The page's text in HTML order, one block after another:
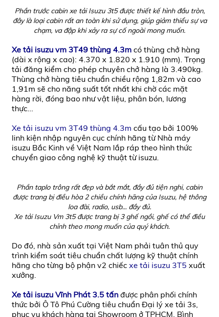
Phần trước cabin xe tải Isuzu 3t5 được thiết kế hình đầu tròn,
đây là loại cabin rất an toàn khi sử dụng, giúp giảm thiểu sự va
chạm, va đập khi xảy ra sự cố ngoài mong muốn.
Xe tải isuzu vm 3T49 thùng 4.3m có thùng chở hàng
(dài x rộng x cao): 4.370 x 1.820 x 1.910 (mm). Trọng
tải đăng kiểm cho phép chuyên chở hàng là 3.490kg.
Thùng chở hàng tiêu chuẩn chiều rộng 1,82m và cao
1,91m sẽ cho năng suất tốt nhất khi chờ các mặt
hàng rời, đóng bao như vật liệu, phân bón, lương
thực...
Xe tải isuzu vm 3T49 thùng 4.3m cấu tạo bởi 100%
linh kiện nhập nguyên cục chính hãng từ Nhà máy
isuzu Bắc Kinh về Việt Nam lắp ráp theo hình thức
chuyển giao công nghệ kỹ thuật từ isuzu.
Phần taplo trông rất đẹp và bắt mắt, đầy đủ tiện nghi, cabin
được trang bị điều hòa 2 chiều chính hãng của Isuzu, hệ thông
loa đài, radio, usb... đầy đủ.
Xe tải Isuzu Vm 3t5 được trang bị 3 ghế ngồi, ghế có thể điều
chỉnh theo mong muốn của quý khách.
Do đó, nhà sản xuất tại Việt Nam phải tuân thủ quy
trình kiểm soát tiêu chuẩn chất lượng kỹ thuật chính
hãng cho từng bộ phận v2 chiếc xe tải isuzu 3T5 xuất
xưởng.
Xe tải isuzu Vĩnh Phát 3.5 tấn được phân phối chính
thức bởi Ô Tô Phú Cường tiêu chuẩn Đại lý xe tải 3s,
phục vụ khách hàng tại Showroom ở TPHCM, Bình